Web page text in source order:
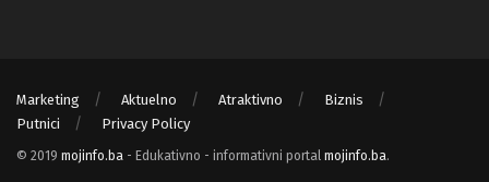
Marketing Aktuelno Atraktivno
Biznis
Putnici
Privacy Policy
© 2019 mojinfo.ba - Edukativno - informativni portal mojinfo.ba.